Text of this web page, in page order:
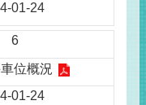
01-24
6
位概況
01-24